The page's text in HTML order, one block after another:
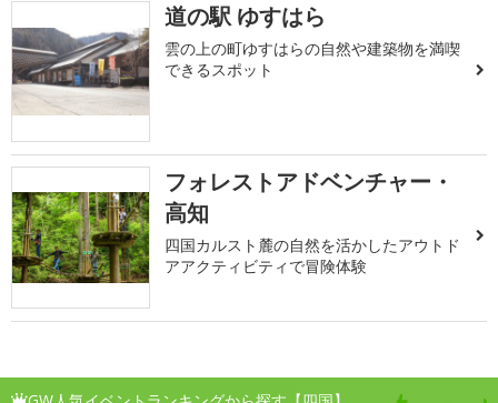
道の駅 ゆすはら
雲の上の町ゆすはらの自然や建築物を満喫
できるスポット
フォレストアドベンチャー・
高知
四国カルスト麓の自然を活かしたアウトド
アアクティビティで冒険体験